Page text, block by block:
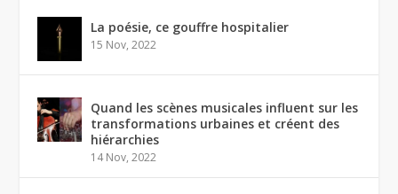
La poésie, ce gouffre hospitalier
15 Nov, 2022
Quand les scènes musicales influent sur les
transformations urbaines et créent des
hiérarchies
14 Nov, 2022